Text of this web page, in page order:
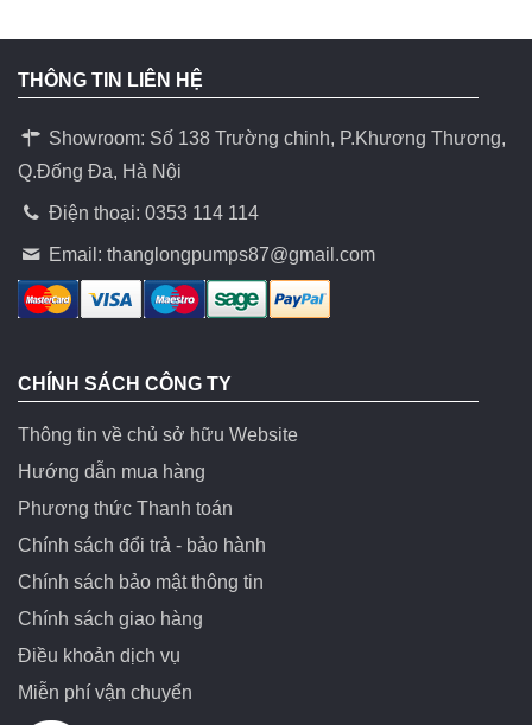
THÔNG TIN LIÊN HỆ
Showroom: Số 138 Trường chinh, P.Khương Thương,
Q.Đống Đa, Hà Nội
Điện thoại: 0353 114 114
Email:thanglongpumps87@gmail.com
CHÍNH SÁCH CÔNG TY
Thông tin về chủ sở hữu Website
Hướng dẫn mua hàng
Phương thức Thanh toán
Chính sách đổi trả - bảo hành
Chính sách bảo mật thông tin
Chính sách giao hàng
Điều khoản dịch vụ
Miễn phí vận chuyển